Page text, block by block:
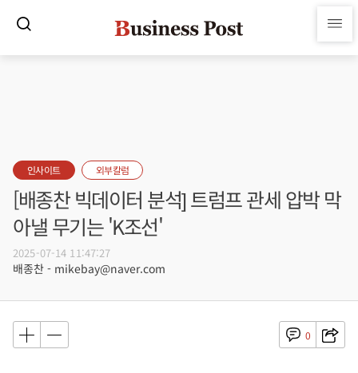
인사이트 외부칼럼
[배종찬 빅데이터 분석] 트럼프 관세 압박 막
아낼 무기는 'K조선'
2025-07-14 11:47:27
배종찬 - mikebay@naver.com
0